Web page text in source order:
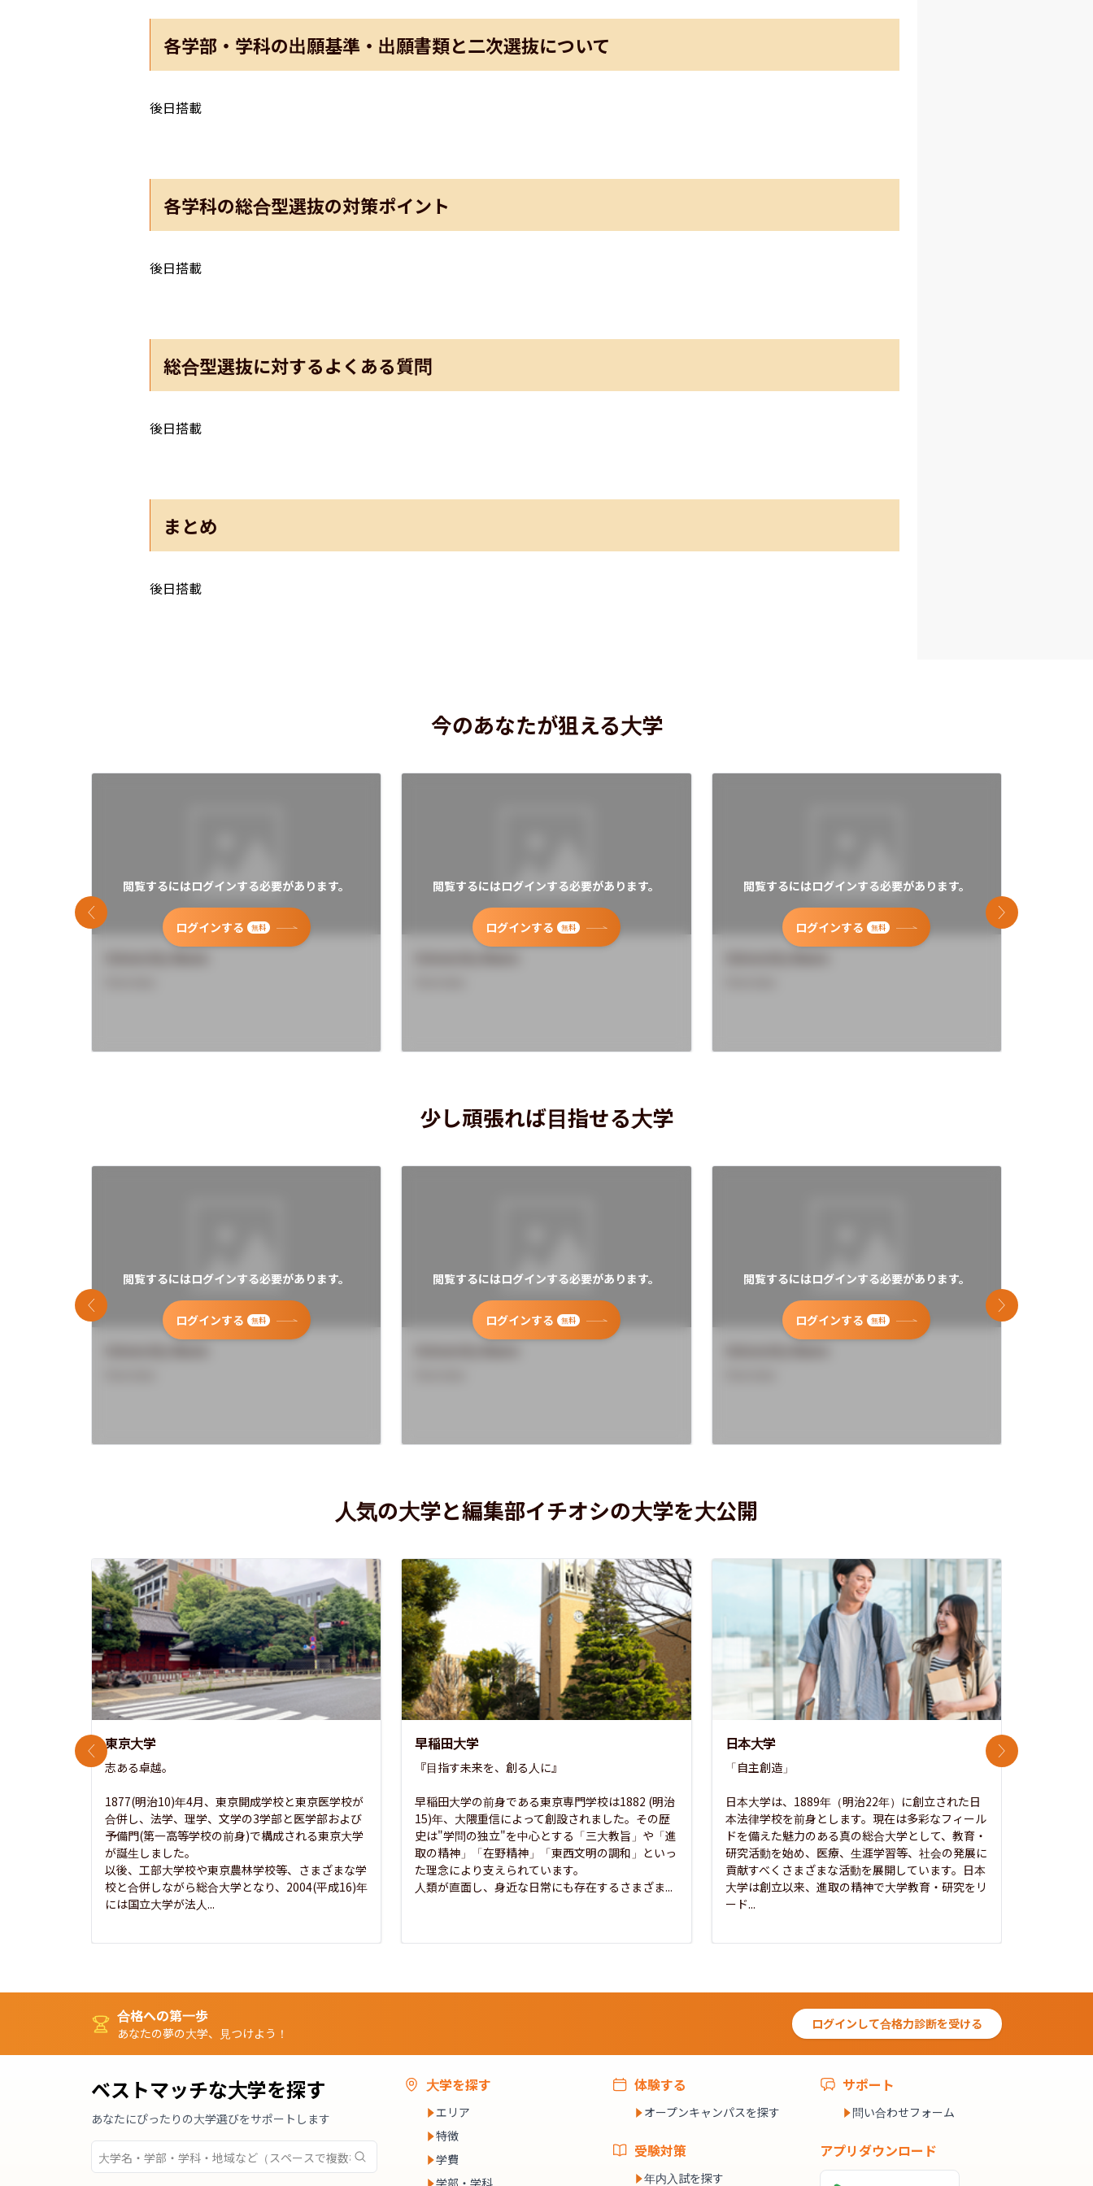
各学部・学科の出願基準・出願書類と二次選抜について
後日搭載
各学科の総合型選抜の対策ポイント
後日搭載
総合型選抜に対するよくある質問
後日搭載
まとめ
後日搭載
今のあなたが狙える大学
閲覧するにはログインする必要があります。
ログインする 無料
閲覧するにはログインする必要があります。
ログインする 無料
閲覧するにはログインする必要があります。
ログインする 無料
前のスライド 次のスライド
少し頑張れば目指せる大学
閲覧するにはログインする必要があります。
ログインする 無料
閲覧するにはログインする必要があります。
ログインする 無料
閲覧するにはログインする必要があります。
ログインする 無料
前のスライド 次のスライド
人気の大学と編集部イチオシの大学を大公開
東京大学
志ある卓越。
1877(明治10)年4月、東京開成学校と東京医学校が
合併し、法学、理学、文学の3学部と医学部および
予備門(第一高等学校の前身)で構成される東京大学
が誕生しました。
以後、工部大学校や東京農林学校等、さまざまな学
校と合併しながら総合大学となり、2004(平成16)年
には国立大学が法人...
早稲田大学
『目指す未来を、創る人に』
早稲田大学の前身である東京専門学校は1882 (明治
15)年、大隈重信によって創設されました。その歴
史は"学問の独立"を中心とする「三大教旨」や「進
取の精神」「在野精神」「東西文明の調和」といっ
た理念により支えられています。
人類が直面し、身近な日常にも存在するさまざま...
日本大学
「自主創造」
日本大学は、1889年（明治22年）に創立された日
本法律学校を前身とします。現在は多彩なフィール
ドを備えた魅力のある真の総合大学として、教育・
研究活動を始め、医療、生涯学習等、社会の発展に
貢献すべくさまざまな活動を展開しています。日本
大学は創立以来、進取の精神で大学教育・研究をリ
ード...
前のスライド 次のスライド
合格への第一歩
あなたの夢の大学、見つけよう！
ログインして合格力診断を受ける
ベストマッチな大学を探す
あなたにぴったりの大学選びをサポートします
大学を探す
エリア
特徴
学費
学部・学科
体験する
オープンキャンパスを探す
受験対策
年内入試を探す
サポート
問い合わせフォーム
アプリダウンロード